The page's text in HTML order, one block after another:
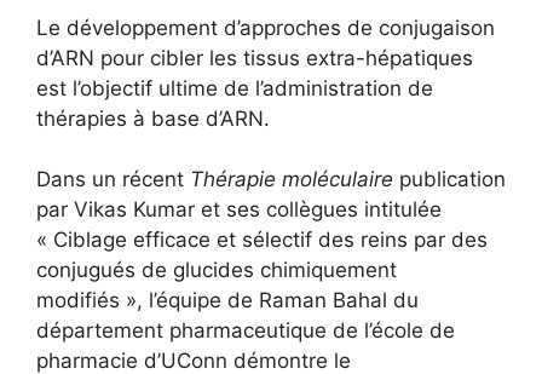
Le développement d’approches de conjugaison
d’ARN pour cibler les tissus extra-hépatiques
est l’objectif ultime de l’administration de
thérapies à base d’ARN.
Dans un récent Thérapie moléculaire publication
par Vikas Kumar et ses collègues intitulée
« Ciblage efficace et sélectif des reins par des
conjugués de glucides chimiquement
modifiés », l’équipe de Raman Bahal du
département pharmaceutique de l’école de
pharmacie d’UConn démontre le